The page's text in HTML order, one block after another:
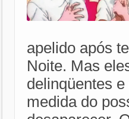
apelido após
Noite. Mas
delinqüentes
medida do